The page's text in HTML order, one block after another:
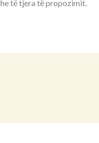
të tjera të propozimit.